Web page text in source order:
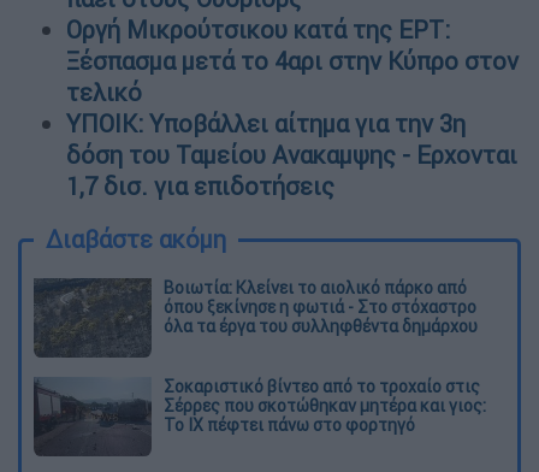
Οργή Μικρούτσικου κατά της ΕΡΤ:
Ξέσπασμα μετά το 4αρι στην Κύπρο στον
τελικό
ΥΠΟΙΚ: Υποβάλλει αίτημα για την 3η
δόση του Ταμείου Ανακαμψης - Ερχονται
1,7 δισ. για επιδοτήσεις
Διαβάστε ακόμη
Βοιωτία: Κλείνει το αιολικό πάρκο από
όπου ξεκίνησε η φωτιά - Στο στόχαστρο
όλα τα έργα του συλληφθέντα δημάρχου
Σοκαριστικό βίντεο από το τροχαίο στις
Σέρρες που σκοτώθηκαν μητέρα και γιος:
Το ΙΧ πέφτει πάνω στο φορτηγό